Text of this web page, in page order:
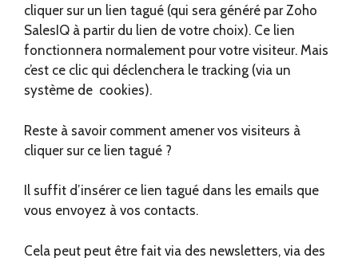
cliquer sur un lien tagué (qui sera généré par Zoho
SalesIQ à partir du lien de votre choix). Ce lien
fonctionnera normalement pour votre visiteur. Mais
c’est ce clic qui déclenchera le tracking (via un
système de cookies).
Reste à savoir comment amener vos visiteurs à
cliquer sur ce lien tagué ?
Il suffit d’insérer ce lien tagué dans les emails que
vous envoyez à vos contacts.
Cela peut peut être fait via des newsletters, via des